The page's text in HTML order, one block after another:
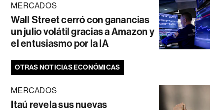
MERCADOS
Wall Street cerró con ganancias
un julio volátil gracias a Amazon y
el entusiasmo por la IA
OTRAS NOTICIAS ECONÓMICAS
MERCADOS
Itaú revela sus nuevas